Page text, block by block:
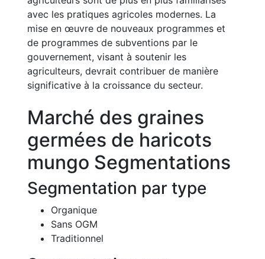
avec les pratiques agricoles modernes. La
mise en œuvre de nouveaux programmes et
de programmes de subventions par le
gouvernement, visant à soutenir les
agriculteurs, devrait contribuer de manière
significative à la croissance du secteur.
Marché des graines
germées de haricots
mungo Segmentations
Segmentation par type
Organique
Sans OGM
Traditionnel